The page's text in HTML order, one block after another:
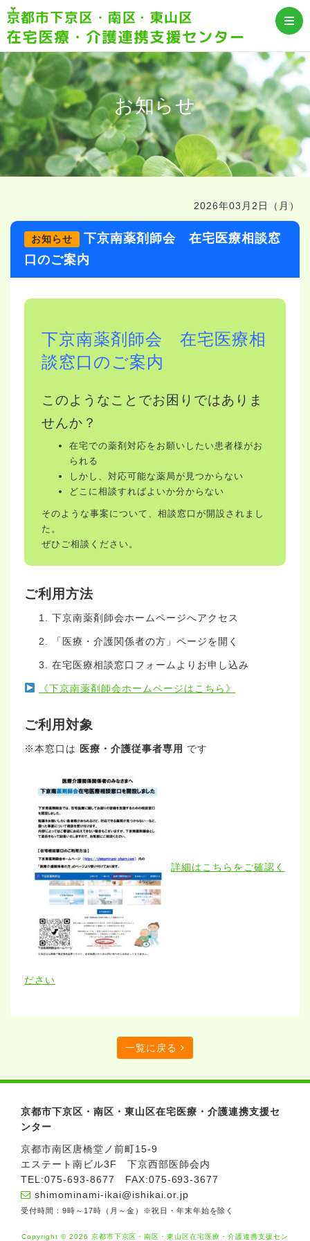
お知らせ
2026年03月2日（月）
お知らせ
下京南薬剤師会 在宅医療相談窓
口のご案内
下京南薬剤師会 在宅医療相
談窓口のご案内
このようなことでお困りではありま
せんか？
在宅での薬剤対応をお願いしたい患者様がお
られる
しかし、対応可能な薬局が見つからない
どこに相談すればよいか分からない
そのような事案について、相談窓口が開設されまし
た。
ぜひご相談ください。
ご利用方法
下京南薬剤師会ホームページへアクセス
「医療・介護関係者の方」ページを開く
在宅医療相談窓口フォームよりお申し込み
《下京南薬剤師会ホームページはこちら》
ご利用対象
※本窓口は 医療・介護従事者専用 です
詳細はこちらをご確認く
ださい
一覧に戻る
京都市下京区・南区・東山区在宅医療・介護連携支援セ
ンター
京都市南区唐橋堂ノ前町15-9
エステート南ビル3F 下京西部医師会内
TEL:075-693-8677 FAX:075-693-3677
shimominami-ikai@ishikai.or.jp
受付時間：9時～17時（月～金）※祝日・年末年始を除く
Copyright © 2026 京都市下京区・南区・東山区在宅医療・介護連携支援セン